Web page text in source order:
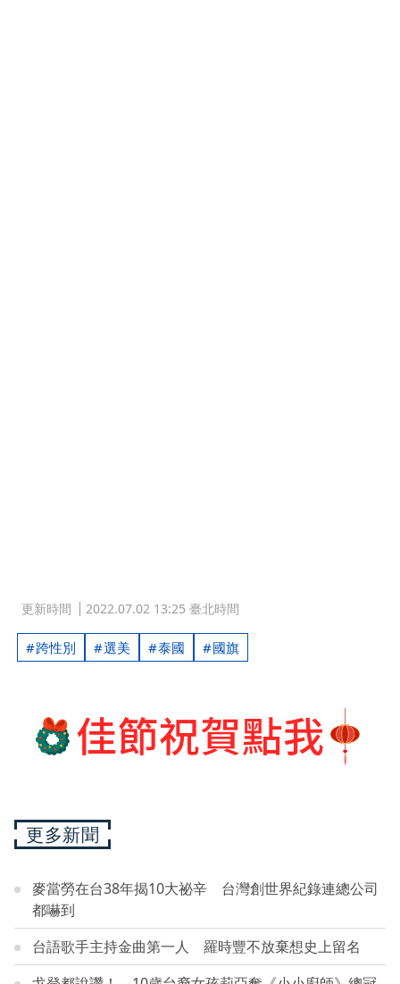
更新時間 2022.07.02 13:25 臺北時間
跨性別 選美 泰國 國旗
更多新聞
麥當勞在台38年揭10大祕辛 台灣創世界紀錄連總公司
都嚇到
台語歌手主持金曲第一人 羅時豐不放棄想史上留名